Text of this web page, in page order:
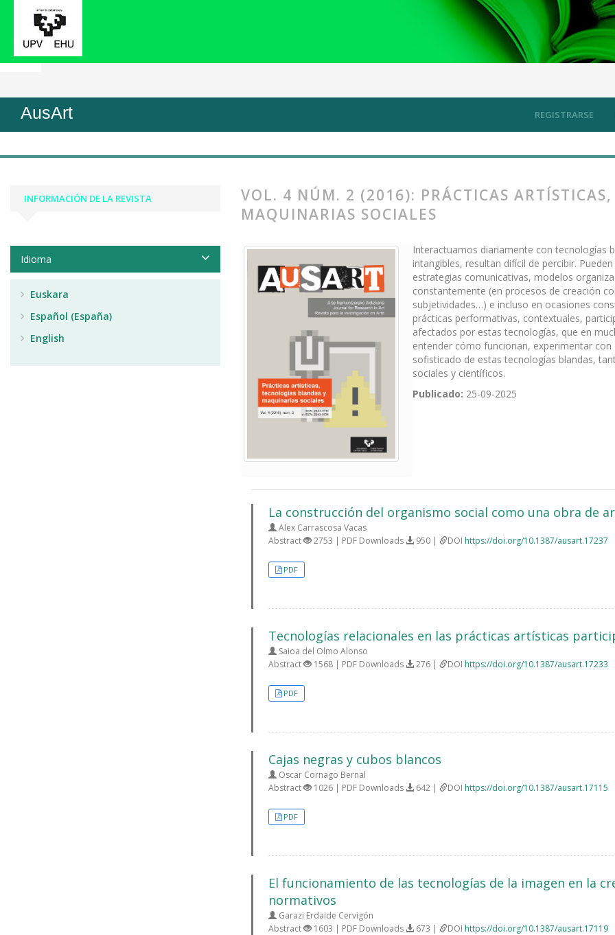
REGISTRARSE
AusArt
Inicio Archivos Vol. 4 Núm. 2 (2016): Prácticas artísticas, tecnologías blandas y maquinarias sociales
VOL. 4 NÚM. 2 (2016): PRÁCTICAS
MAQUINARIAS SOCIALES
Interactuamos diariamente con tecnologías
intangibles, resultan difícil de percibir.
estrategias comunicativas, modelos
constantemente (en procesos de creación
subjetividades…) e incluso en ocasiones
prácticas performativas, contextuales,
afectados por estas tecnologías, que en
entender cómo funcionan, experimentar
sofisticado de estas tecnologías blandas,
sociales y científicos.
Publicado: 25-09-2025
La construcción del organismo social como una obra de
Alex Carrascosa Vacas
Abstract
2753 | PDF Downloads 950 | DOI https://doi.org/10.1387/ausart.17237
PDF
Tecnologías relacionales en las prácticas artísticas
Saioa del Olmo Alonso
Abstract
1568 | PDF Downloads 276 | DOI https://doi.org/10.1387/ausart.17233
PDF
Cajas negras y cubos blancos
Oscar Cornago Bernal
Abstract
1026 | PDF Downloads 642 | DOI https://doi.org/10.1387/ausart.17115
PDF
El funcionamiento de las tecnologías de la imagen en la
normativos
Garazi Erdaide Cervigón
Abstract
1603 | PDF Downloads 673 | DOI https://doi.org/10.1387/ausart.17119
INFORMACIÓN DE LA REVISTA
Idioma
Euskara
Español (España)
English